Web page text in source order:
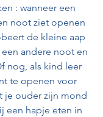
: wanneer een
noot ziet openen
de kleine aap
andere noot en
nog, als kind leer
te openen voor
je ouder zijn mond
een hapje eten in